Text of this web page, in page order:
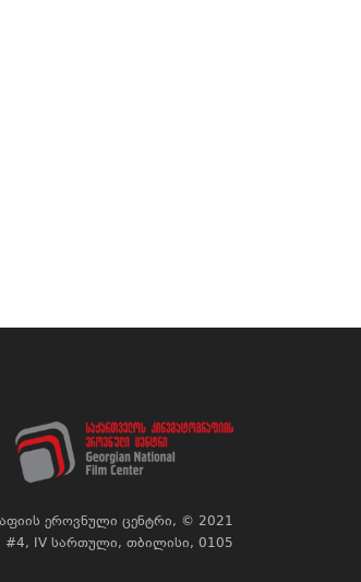
ეროვნული ცენტრი, © 2021
#4, IV სართული, თბილისი, 0105